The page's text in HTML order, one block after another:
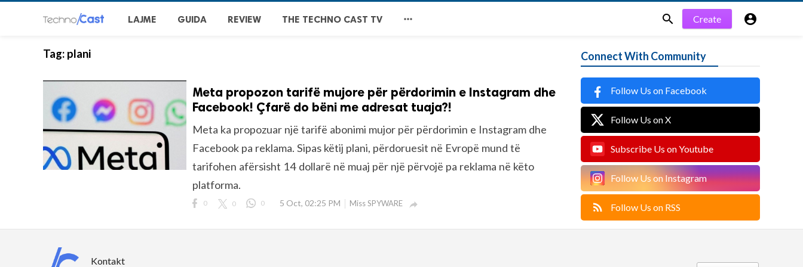
LAJME GUIDA REVIEW THE TECHNO CAST TV   Create 
Tag: plani
Meta propozon tarifë mujore për përdorimin e Instagram dhe
Facebook! Çfarë do bëni me adresat tuaja?!
Meta ka propozuar një tarifë abonimi mujor për përdorimin e Instagram dhe
Facebook pa reklama. Sipas këtij plani, përdoruesit në Evropë mund të
tarifohen afërsisht 14 dollarë në muaj për një përvojë pa reklama në këto
platforma.
0 0 0 5 Oct, 02:25 PM Miss SPYWARE 
Connect With Community
Follow Us on Facebook
Follow Us on X
Subscribe Us on Youtube
Follow Us on Instagram
Follow Us on RSS
Kontakt